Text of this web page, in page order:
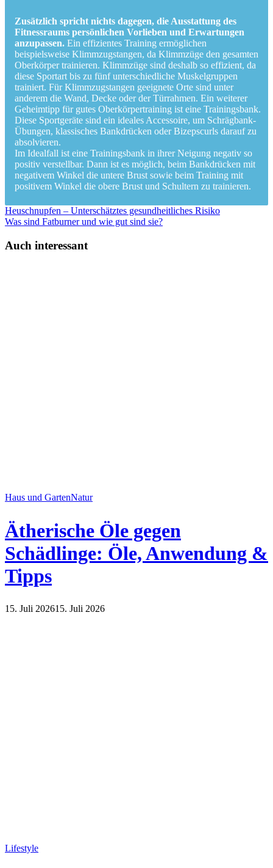
Zusätzlich spricht nichts dagegen, die Ausstattung des
Fitnessraums persönlichen Vorlieben und Erwartungen
anzupassen. Ein effizientes Training ermöglichen
beispielsweise Klimmzugstangen, da Klimmzüge den gesamten
Oberkörper trainieren. Klimmzüge sind deshalb so effizient, da
diese Sportart bis zu fünf unterschiedliche Muskelgruppen
trainiert. Für Klimmzugstangen geeignete Orte sind unter
anderem die Wand, Decke oder der Türrahmen. Ein weiterer
Geheimtipp für gutes Oberkörpertraining ist eine Trainingsbank.
Diese Sportgeräte sind ein ideales Accessoire, um Schrägbank-
Übungen, klassisches Bankdrücken oder Bizepscurls darauf zu
absolvieren.
Im Idealfall ist eine Trainingsbank in ihrer Neigung negativ so
positiv verstellbar. Dann ist es möglich, beim Bankdrücken mit
negativem Winkel die untere Brust sowie beim Training mit
positivem Winkel die obere Brust und Schultern zu trainieren.
Heuschnupfen – Unterschätztes gesundheitliches Risiko
Was sind Fatburner und wie gut sind sie?
Auch interessant
Haus und GartenNatur
Ätherische Öle gegen
Schädlinge: Öle, Anwendung &
Tipps
15. Juli 202615. Juli 2026
Lifestyle